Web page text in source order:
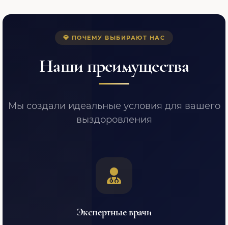
ПОЧЕМУ ВЫБИРАЮТ НАС
Наши преимущества
Мы создали идеальные условия для вашего
выздоровления
Экспертные врачи